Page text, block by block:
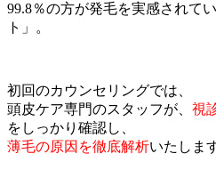
99.8％の方が発毛を実感されて
ト」。
初回のカウンセリングでは、
頭皮ケア専門のスタッフが、 視
をしっかり確認し、
薄毛の原因を徹底解析いたしま